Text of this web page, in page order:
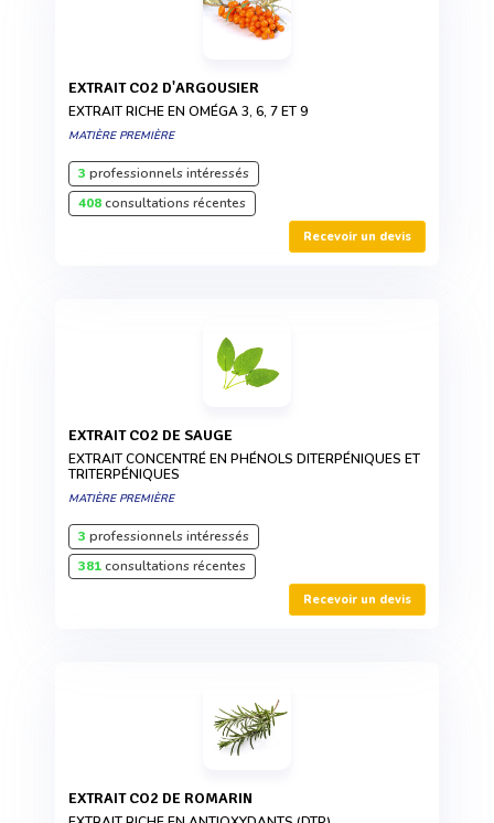
EXTRAIT CO2 D'ARGOUSIER
EXTRAIT RICHE EN OMÉGA 3, 6, 7 ET 9
MATIÈRE PREMIÈRE
3 professionnels intéressés
408consultations récentes
Recevoir un devis
EXTRAIT CO2 DE SAUGE
EXTRAIT CONCENTRÉ EN PHÉNOLS DITERPÉNIQUES ET
TRITERPÉNIQUES
MATIÈRE PREMIÈRE
3 professionnels intéressés
381consultations récentes
Recevoir un devis
EXTRAIT CO2 DE ROMARIN